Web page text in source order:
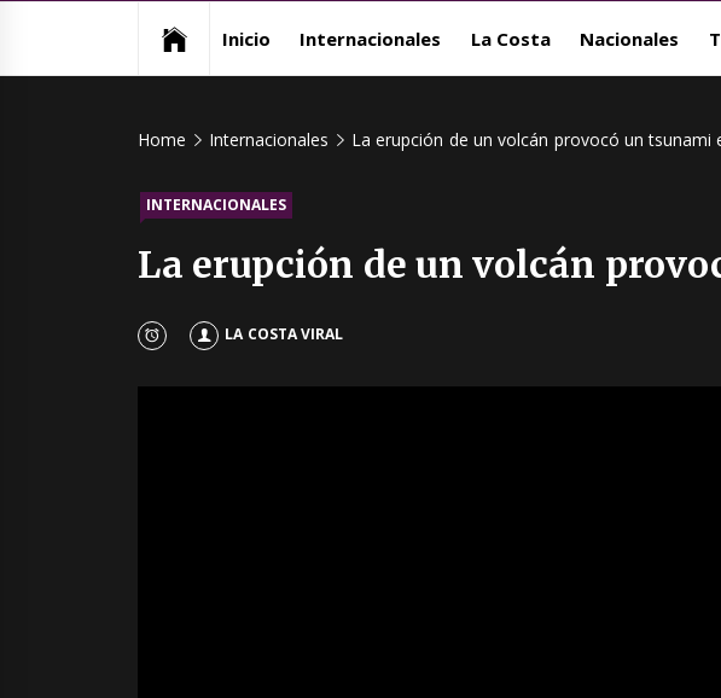
Inicio Internacionales La Costa Nacionales
Home Internacionales La erupción de un volcán provocó un tsunami
INTERNACIONALES
La erupción de un volcán
LA COSTA VIRAL